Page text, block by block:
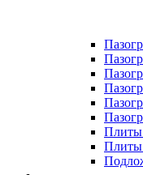
Плиты
Плиты